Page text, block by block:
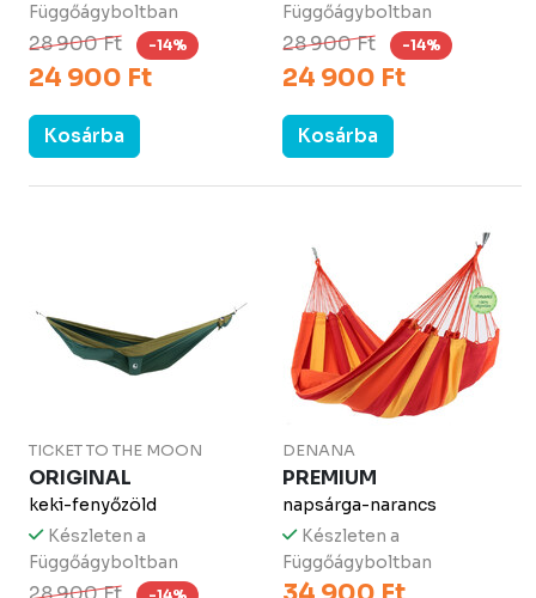
Függőágyboltban
28 900 Ft -14%
24 900 Ft
Kosárba
Függőágyboltban
28 900 Ft -14%
24 900 Ft
Kosárba
TICKET TO THE MOON
ORIGINAL
keki-fenyőzöld
Készleten a
Függőágyboltban
DENANA
PREMIUM
napsárga-narancs
Készleten a
Függőágyboltban